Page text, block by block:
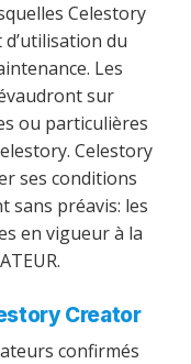
Celestory
d’utilisation du
Les
sur
ou particulières
Celestory
ses conditions
sans préavis: les
en vigueur à la
Creator
confirmés